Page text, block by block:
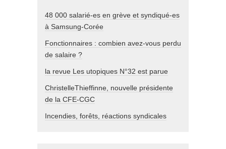
48 000 salarié-es en grève et syndiqué-es
à Samsung-Corée
Fonctionnaires : combien avez-vous perdu
de salaire ?
la revue Les utopiques N°32 est parue
ChristelleThieffinne, nouvelle présidente
de la CFE-CGC
Incendies, forêts, réactions syndicales